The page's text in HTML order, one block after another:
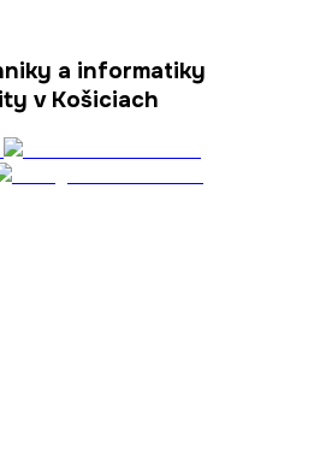
a informatiky
v Košiciach